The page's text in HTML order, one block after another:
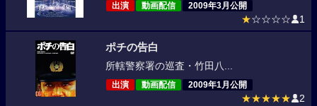
出演 動画配信 2009年3月公開
★☆☆☆☆ 1
ポチの告白
所轄警察署の巡査・竹田八...
出演 動画配信 2009年1月公開
★★★★★ 2